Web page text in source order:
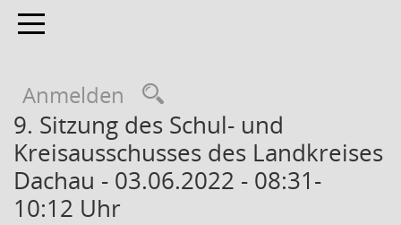
Toggle navigation
Anmelden
9. Sitzung des Schul- und
Kreisausschusses des Landkreises
Dachau - 03.06.2022 - 08:31-
10:12 Uhr